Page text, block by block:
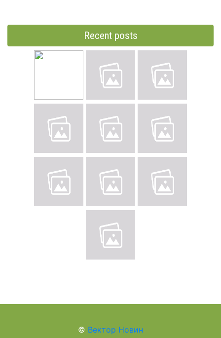
Recent posts
© Вектор Новин